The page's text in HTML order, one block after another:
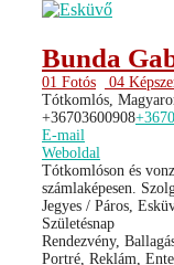
Bunda
01 Fotós
04
Tótkomlós,
+36703600908
E-mail
Weboldal
Tótkomlóson és
számlaképesen.
Jegyes / Páros,
Születésnap
Rendezvény,
Portré, Reklám,